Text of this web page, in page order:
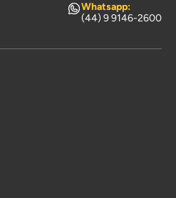
Whatsapp:
(44) 9 9146-2600